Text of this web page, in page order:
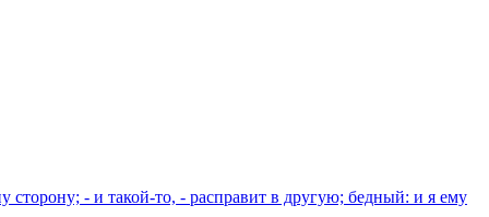
сторону; - и такой-то, - расправит в другую; бедный: и я ему